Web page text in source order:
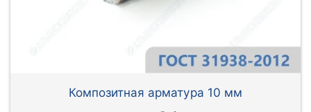
Композитная арматура 10 мм